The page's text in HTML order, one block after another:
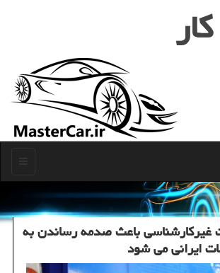
غیركارشناسی باعث صدمه رساندن به
ایرانی می شود